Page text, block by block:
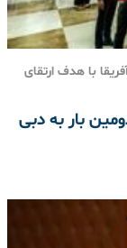
با هدف ارتقای
بار به دبی